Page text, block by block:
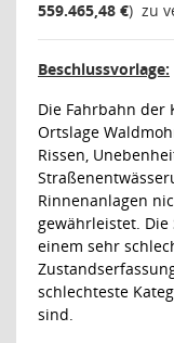
559.465,48 €) zu
Beschlussvorlage:
Die Fahrbahn der
Ortslage
Rissen,
Rinnenanlagen
gewährleistet.
einem sehr
schlechteste
sind.